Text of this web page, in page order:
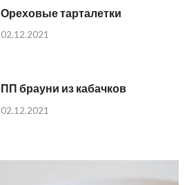
Ореховые тарталетки
02.12.2021
ПП брауни из кабачков
02.12.2021